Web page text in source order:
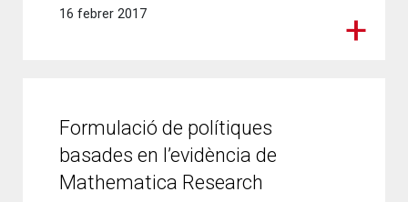
16 febrer 2017
Formulació de polítiques
basades en l’evidència de
Mathematica Research